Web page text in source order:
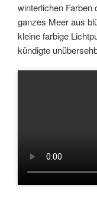
winterlichen Farben
ganzes Meer aus
kleine farbige
kündigte